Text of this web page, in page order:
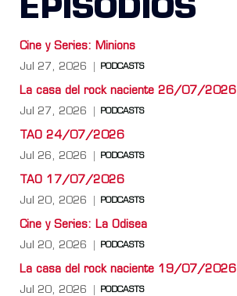
EPISODIOS
Cine y Series: Minions
Jul 27, 2026 PODCASTS
La casa del rock naciente 26/07/2026
Jul 27, 2026 PODCASTS
TAO 24/07/2026
Jul 26, 2026 PODCASTS
TAO 17/07/2026
Jul 20, 2026 PODCASTS
Cine y Series: La Odisea
Jul 20, 2026 PODCASTS
La casa del rock naciente 19/07/2026
Jul 20, 2026 PODCASTS